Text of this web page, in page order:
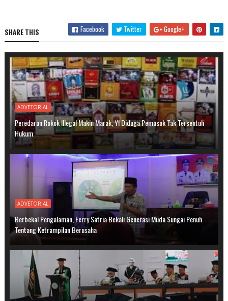
SHARE THIS Facebook Twitter Google+
ADVETORIAL
Peredaran Rokok Illegal Makin Marak, YI Diduga Pemasok Tak Tersentuh
Hukum
ADVETORIAL
Berbekal Pengalaman, Ferry Satria Bekali Generasi Muda Sungai Penuh
Tentang Ketrampilan Berusaha